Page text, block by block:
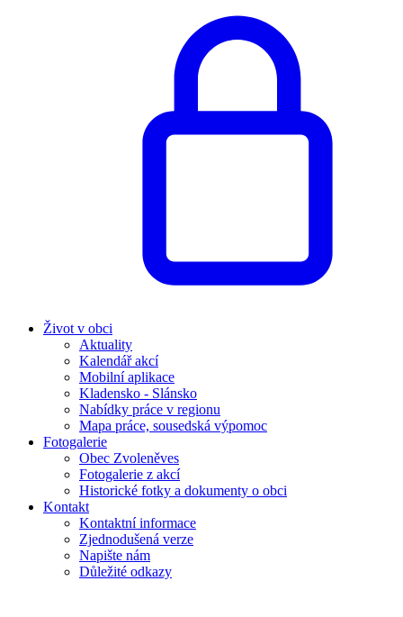
Život v obci
Aktuality
Kalendář akcí
Mobilní aplikace
Kladensko - Slánsko
Nabídky práce v regionu
Mapa práce, sousedská výpomoc
Fotogalerie
Obec Zvoleněves
Fotogalerie z akcí
Historické fotky a dokumenty o obci
Kontakt
Kontaktní informace
Zjednodušená verze
Napište nám
Důležité odkazy